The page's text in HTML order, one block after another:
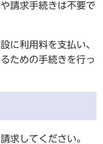
請求手続きは不要で
に利用料を支払い、
ための手続きを行っ
求してください。